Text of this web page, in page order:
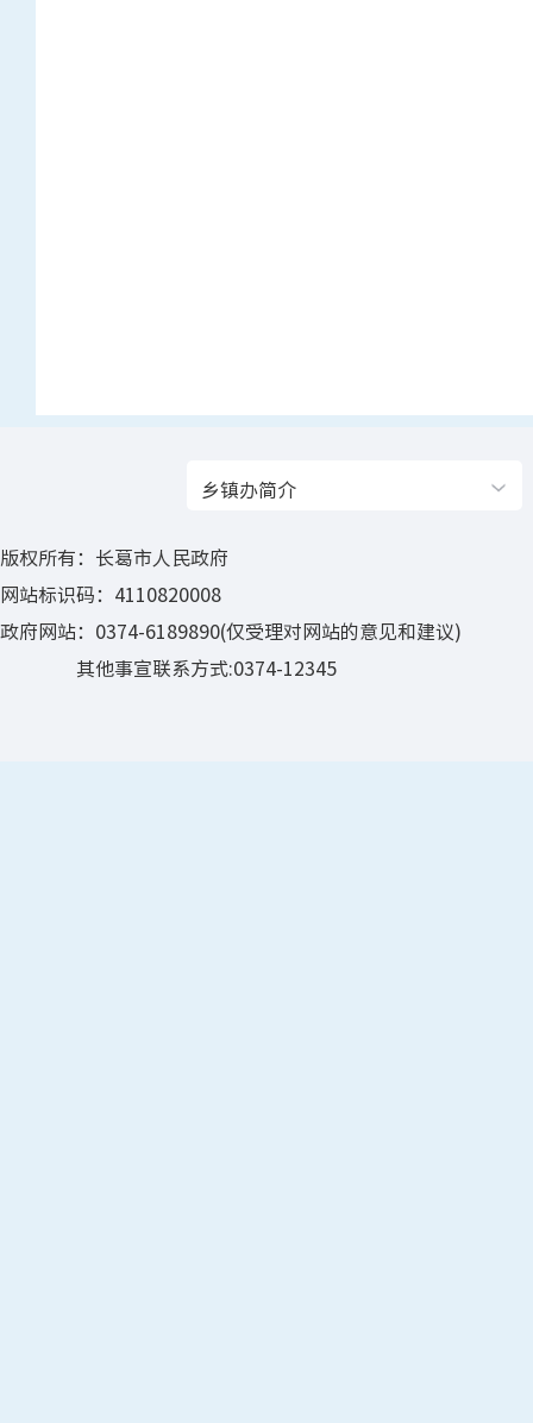
乡镇办简介
版权所有：长葛市人民政府
网站标识码：4110820008
政府网站：0374-6189890(仅受理对网站的意见和建议)
其他事宣联系方式:0374-12345